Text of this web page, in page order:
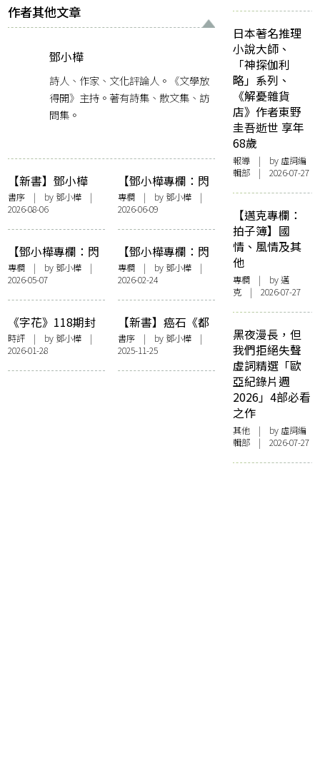
作者其他文章
鄧小樺
詩人、作家、文化評論人。《文學放
得開》主持。著有詩集、散文集、訪
問集。
【新書】鄧小樺
《無憂花》自序
書序 | by鄧小樺 |
2026-08-06
【鄧小樺專欄：閃
爍其辭】女人抽薄
荷長煙——看政府
控煙加辣
專欄| by鄧小樺|
2026-06-09
【鄧小樺專欄：閃
爍其辭】這樣的時
間到底有何意義
專欄 | by鄧小樺 |
2026-05-07
【鄧小樺專欄：閃
爍其辭】享受努
力：《夜王》決戰
《金多寶》
專欄| by鄧小樺|
2026-02-24
《字花》118期封
面事件之我見
時評 | by鄧小樺 |
2026-01-28
【新書】癌石《都
是騙人的》鄧小樺
序——〈且從其
本〉
書序| by鄧小樺|
2025-11-25
日本著名推理
小說大師、
「神探伽利
略」系列、
《解憂雜貨
店》作者東野
圭吾逝世 享年
68歲
報導 | by 虛詞編
輯部 | 2026-07-27
【邁克專欄：
拍子簿】國
情、風情及其
他
專欄 | by邁
克 | 2026-07-27
黑夜漫長，但
我們拒絕失聲
虛詞精選「歐
亞紀錄片週
2026」4部必看
之作
其他 | by 虛詞編
輯部 | 2026-07-27